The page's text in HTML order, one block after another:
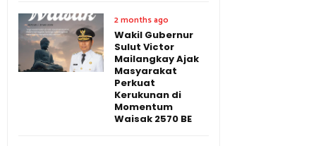
2 months ago
Wakil Gubernur
Sulut Victor
Mailangkay Ajak
Masyarakat
Perkuat
Kerukunan di
Momentum
Waisak 2570 BE